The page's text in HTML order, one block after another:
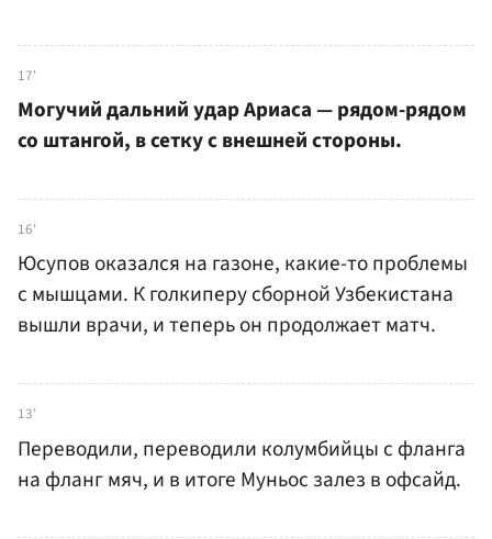
17'
Могучий дальний удар Ариаса — рядом-рядом
со штангой, в сетку с внешней стороны.
16'
Юсупов оказался на газоне, какие-то проблемы
с мышцами. К голкиперу сборной Узбекистана
вышли врачи, и теперь он продолжает матч.
13'
Переводили, переводили колумбийцы с фланга
на фланг мяч, и в итоге Муньос залез в офсайд.